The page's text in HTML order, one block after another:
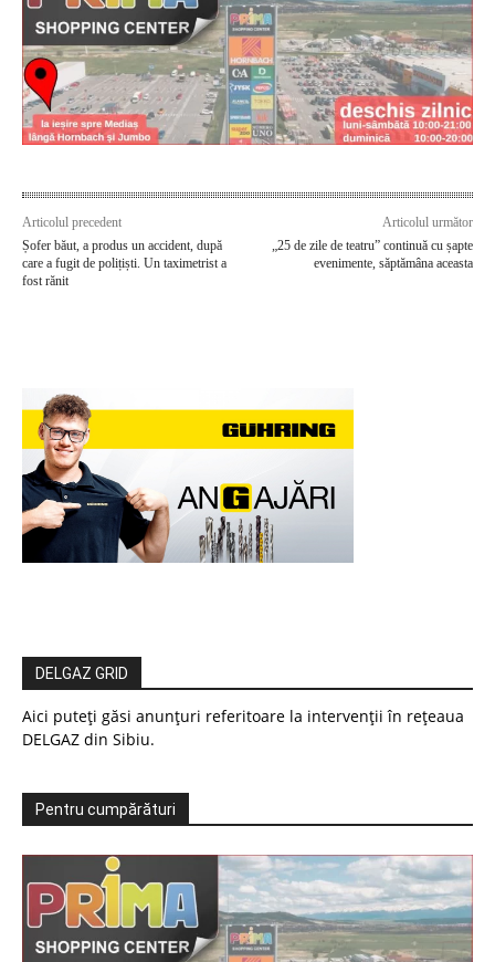
Articolul precedent
Șofer băut, a produs un accident, după
care a fugit de polițiști. Un taximetrist a
fost rănit
Articolul următor
„25 de zile de teatru” continuă cu șapte
evenimente, săptămâna aceasta
DELGAZ GRID
Aici puteți găsi anunțuri referitoare la intervenții în rețeaua
DELGAZ din Sibiu.
Pentru cumpărături